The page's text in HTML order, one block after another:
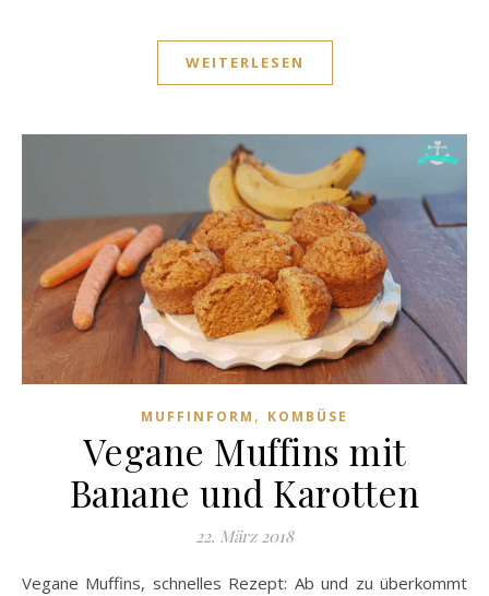
WEITERLESEN
MUFFINFORM , KOMBÜSE
Vegane Muffins mit
Banane und Karotten
22. März 2018
Vegane Muffins, schnelles Rezept: Ab und zu überkommt